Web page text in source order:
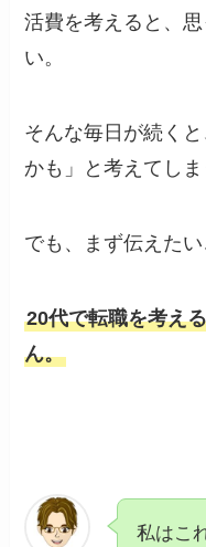
活費を考えると、
い。
そんな毎日が続く
かも」と考えてしま
でも、まず伝えたい
20代で転職を考え
ん。
私はこ